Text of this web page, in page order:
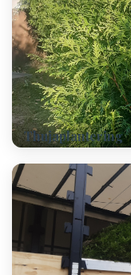
Thujaplantering